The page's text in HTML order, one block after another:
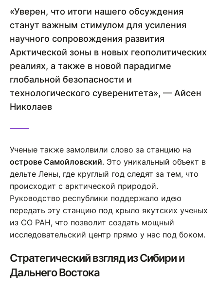
«Уверен, что итоги нашего обсуждения
станут важным стимулом для усиления
научного сопровождения развития
Арктической зоны в новых геополитических
реалиях, а также в новой парадигме
глобальной безопасности и
технологического суверенитета», — Айсен
Николаев
Ученые также замолвили слово за станцию на
острове Самойловский. Это уникальный объект в
дельте Лены, где круглый год следят за тем, что
происходит с арктической природой.
Руководство республики поддержало идею
передать эту станцию под крыло якутских ученых
из СО РАН, что позволит создать мощный
исследовательский центр прямо у нас под боком.
Стратегический взгляд из Сибири и
Дальнего Востока